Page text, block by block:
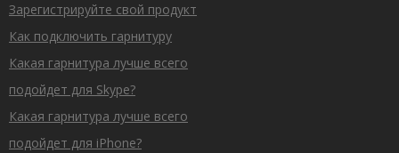
Зарегистрируйте свой продукт
Как подключить гарнитуру
Какая гарнитура лучше всего
подойдет для Skype?
Какая гарнитура лучше всего
подойдет для iPhone?